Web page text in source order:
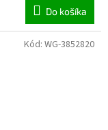
Do košíka
Kód: WG-3852820